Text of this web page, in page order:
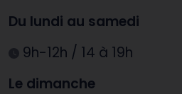
Du lundi au samedi
9h-12h / 14 à 19h
Le dimanche